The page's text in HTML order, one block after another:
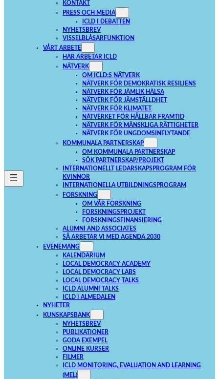
KONTAKT
PRESS OCH MEDIA
ICLD I DEBATTEN
NYHETSBREV
VISSELBLÅSARFUNKTION
VÅRT ARBETE
HÄR ARBETAR ICLD
NÄTVERK
OM ICLD:S NÄTVERK
NÄTVERK FÖR DEMOKRATISK RESILIENS
NÄTVERK FÖR JÄMLIK HÄLSA
NÄTVERK FÖR JÄMSTÄLLDHET
NÄTVERK FÖR KLIMATET
NÄTVERKET FÖR HÅLLBAR FRAMTID
NÄTVERK FÖR MÄNSKLIGA RÄTTIGHETER
NÄTVERK FÖR UNGDOMSINFLYTANDE
KOMMUNALA PARTNERSKAP
OM KOMMUNALA PARTNERSKAP
SÖK PARTNERSKAP/PROJEKT
INTERNATIONELLT LEDARSKAPSPROGRAM FÖR
KVINNOR
INTERNATIONELLA UTBILDNINGSPROGRAM
FORSKNING
OM VÅR FORSKNING
FORSKNINGSPROJEKT
FORSKNINGSFINANSIERING
ALUMNI AND ASSOCIATES
SÅ ARBETAR VI MED AGENDA 2030
EVENEMANG
KALENDARIUM
LOCAL DEMOCRACY ACADEMY
LOCAL DEMOCRACY LABS
LOCAL DEMOCRACY TALKS
ICLD ALUMNI TALKS
ICLD I ALMEDALEN
NYHETER
KUNSKAPSBANK
NYHETSBREV
PUBLIKATIONER
GODA EXEMPEL
ONLINE KURSER
FILMER
ICLD MONITORING, EVALUATION AND LEARNING
(MEL)